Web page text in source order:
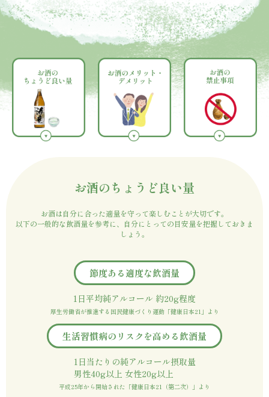
お酒のちょうど良い量
お酒は自分に合った適量を守って楽しむことが大切です。
以下の一般的な飲酒量を参考に、自分にとっての目安量を把握しておきま
しょう。
節度ある適度な飲酒量
1日平均純アルコール 約20g程度
厚生労働省が推進する国民健康づくり運動「健康日本21」より
生活習慣病のリスクを高める飲酒量
1日当たりの純アルコール摂取量
男性40g以上 女性20g以上
平成25年から開始された「健康日本21（第二次）」より